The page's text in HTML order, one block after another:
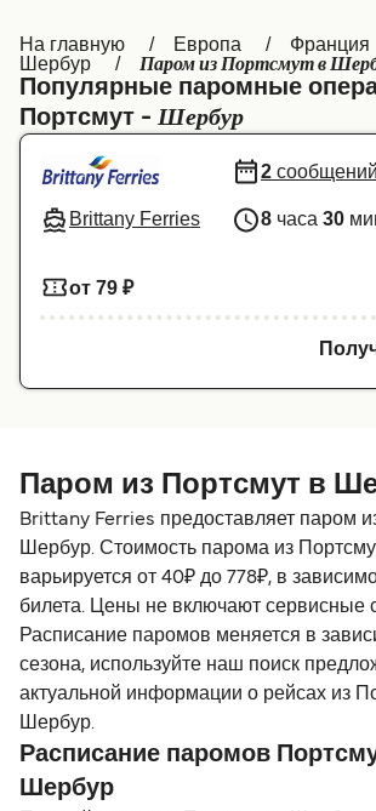
Italia
Canada
Ελλάδα
Polska
Schweiz (DE)
Україна
На главную Европа
Франция
Шербур
Паром из Портсмут в
Популярные паромные
Портсмут - Шербур
Brittany Ferries
2
8 часа 30
от 79 ₽
Паром из Портсмут в
Brittany Ferries предоставляет паром
Шербур. Стоимость парома из
варьируется от 40₽ до 778₽, в
билета. Цены не включают сервисные
Расписание паромов меняется в
сезона, используйте наш поиск
актуальной информации о рейсах из
Шербур.
Расписание паромов
Шербур